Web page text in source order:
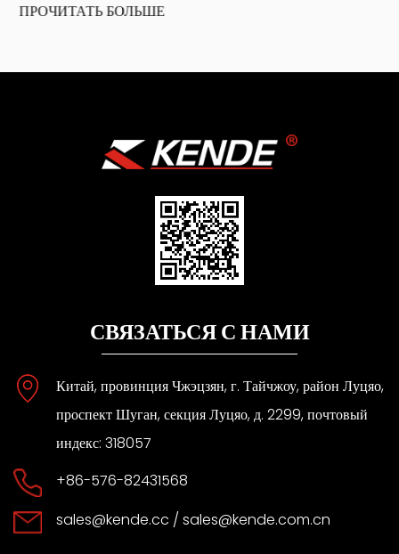
ПРОЧИТАТЬ БОЛЬШЕ
СВЯЗАТЬСЯ С НАМИ
Китай, провинция Чжэцзян, г. Тайчжоу, район Луцяо,
проспект Шуган, секция Луцяо, д. 2299, почтовый
индекс: 318057
+86-576-82431568
sales@kende.cc / sales@kende.com.cn